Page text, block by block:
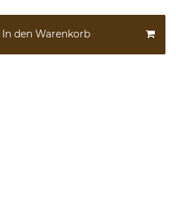
In den Warenkorb